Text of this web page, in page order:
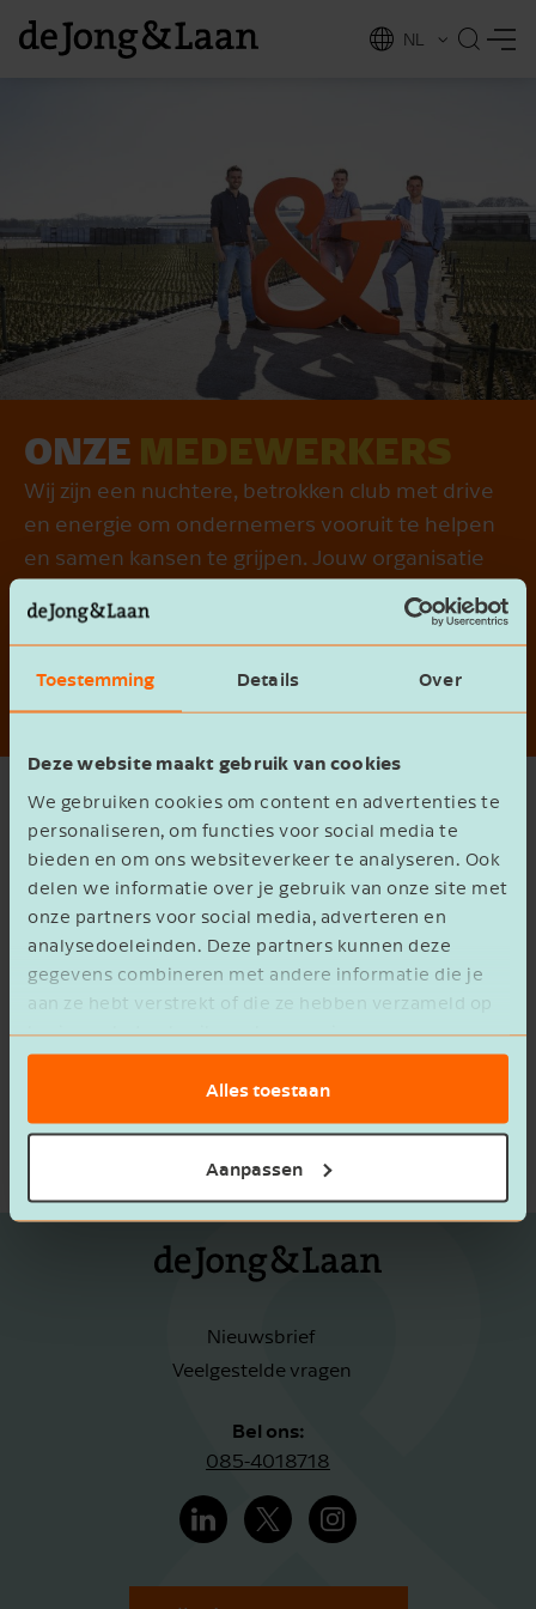
Toestemming Details Over
Deze website maakt gebruik van cookies
We gebruiken cookies om content en advertenties te
personaliseren, om functies voor social media te
bieden en om ons websiteverkeer te analyseren. Ook
delen we informatie over je gebruik van onze site met
onze partners voor social media, adverteren en
analysedoeleinden. Deze partners kunnen deze
gegevens combineren met andere informatie die je
aan ze hebt verstrekt of die ze hebben verzameld op
basis van het gebruik van hun services.
Alles toestaan
Aanpassen
NL
ONZE MEDEWERKERS
Wij zijn een nuchtere, betrokken club met drive
en energie om ondernemers vooruit te helpen
en samen kansen te grijpen. Jouw organisatie
klaar voor de toekomst. Dat is waar we voor
gaan. Samen!
Kom bij ons werken
Over ons
Open filter
794 medewerkers gevonden
1 2 3 4 5
Nieuwsbrief
Veelgestelde vragen
Bel ons:
085-4018718